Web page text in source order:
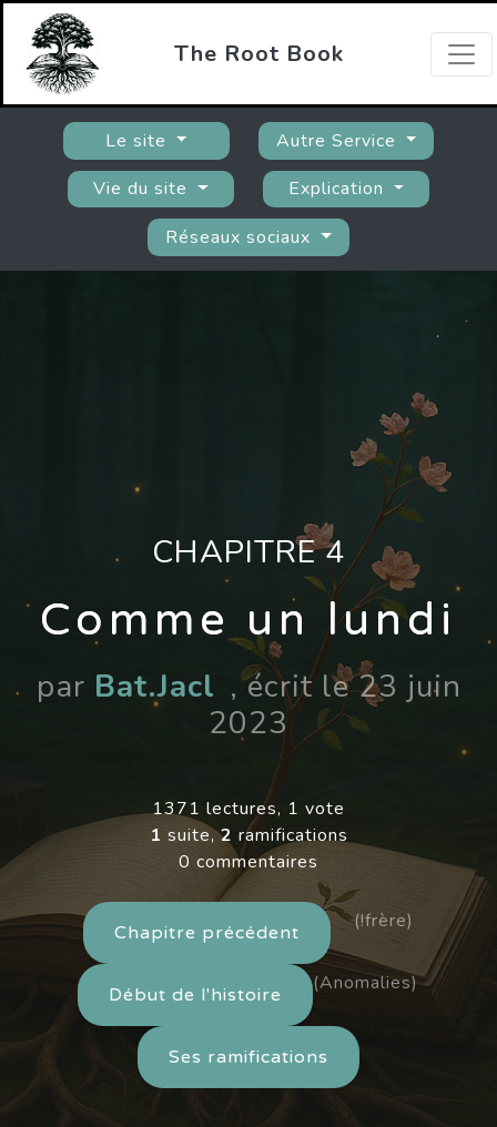
The Root Book
Le site
Autre Service
Vie du site
Explication
Réseaux sociaux
CHAPITRE 4
Comme un lundi
par Bat.Jacl , écrit le 23 juin
2023
1371 lectures, 1 vote
1 suite,2 ramifications
0 commentaires
Chapitre précédent (!frère)
Début de l'histoire (Anomalies)
Ses ramifications